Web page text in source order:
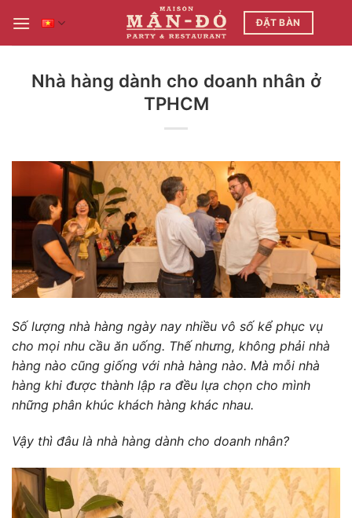
qua
nội
ĐẶT BÀN
Nhà hàng dành cho doanh nhân ở
TPHCM
Số lượng nhà hàng ngày nay nhiều vô số kể phục vụ
cho mọi nhu cầu ăn uống. Thế nhưng, không phải nhà
hàng nào cũng giống với nhà hàng nào. Mà mỗi nhà
hàng khi được thành lập ra đều lựa chọn cho mình
những phân khúc khách hàng khác nhau.
Vậy thì đâu là nhà hàng dành cho doanh nhân?